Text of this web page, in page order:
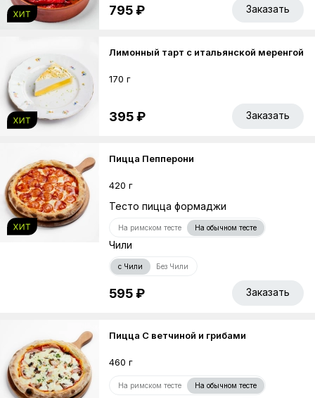
795 ₽ Заказать
Лимонный тарт с итальянской меренгой
170 г
395 ₽ Заказать
Пицца Пепперони
420 г
Тесто пицца формаджи
На римском тесте На обычном тесте
Чили
с Чили Без Чили
595 ₽ Заказать
Пицца С ветчиной и грибами
460 г
На римском тесте На обычном тесте